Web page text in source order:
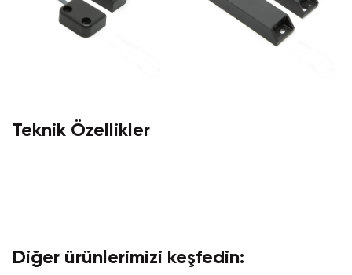
Teknik Özellikler
Diğer ürünlerimizi keşfedin: